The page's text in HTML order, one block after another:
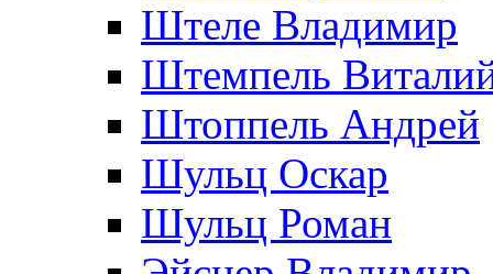
Штеле Владимир
Штемпель
Штоппель Андрей
Шульц Оскар
Шульц Роман